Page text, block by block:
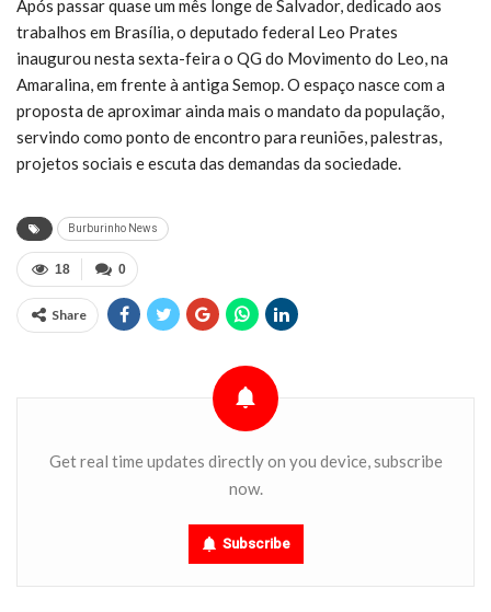
Após passar quase um mês longe de Salvador, dedicado aos
trabalhos em Brasília, o deputado federal Leo Prates
inaugurou nesta sexta-feira o QG do Movimento do Leo, na
Amaralina, em frente à antiga Semop. O espaço nasce com a
proposta de aproximar ainda mais o mandato da população,
servindo como ponto de encontro para reuniões, palestras,
projetos sociais e escuta das demandas da sociedade.
Burburinho News
0
18
Share
Get real time updates directly on you device, subscribe
now.
Subscribe